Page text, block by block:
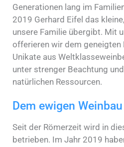
Generationen lang im
2019 Gerhard Eifel das
unsere Familie übergibt. Mit
offerieren wir dem geneigten
Unikate aus
unter strenger Beachtung
natürlichen Ressourcen.
Dem ewigen
Seit der Römerzeit wird in
betrieben. Im Jahr 2019